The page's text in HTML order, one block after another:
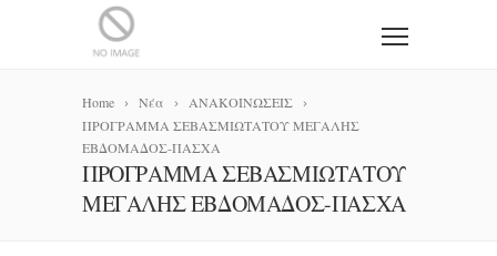
Home Νέα
ΑΝΑΚΟΙΝΩΣΕΙΣ
ΠΡΟΓΡΑΜΜΑ ΣΕΒΑΣΜΙΩΤΑΤΟΥ ΜΕΓΑΛΗΣ
ΕΒΔΟΜΑΔΟΣ-ΠΑΣΧΑ
ΠΡΟΓΡΑΜΜΑ ΣΕΒΑΣΜΙΩΤΑΤΟΥ
ΜΕΓΑΛΗΣ ΕΒΔΟΜΑΔΟΣ-ΠΑΣΧΑ